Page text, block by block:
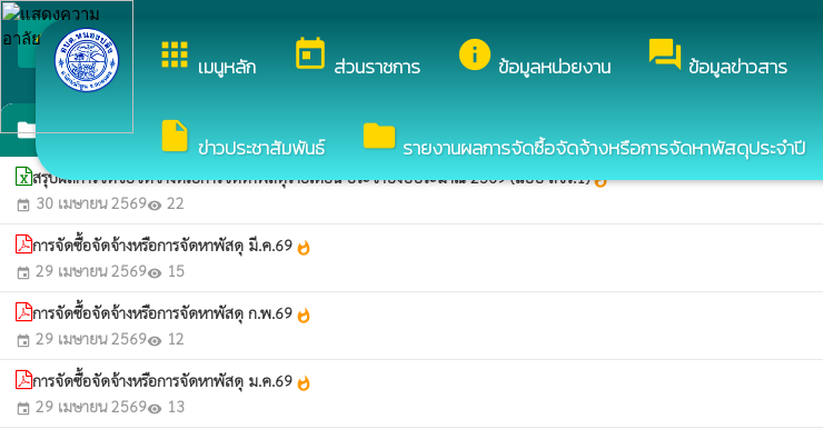
apps เมนูหลัก today ส่วนราชการ info ข้อมูลหน่วยงาน forum ข้อมูลข่าวสาร
insert_drive_file ข่าวประชาสัมพันธ์ folder รายงานผลการจัดซื้อจัดจ้างหรือการจัดหาพัสดุประจำปี
arrow_back_ios กลับเมนูหลัก ยินดีต้อนรับสู่เว็บไซต์ของ องค์การบริหารส่วนตำบลหนองปลิง
folderสรุปผลการจัดซื้อจัดจ้างประจำเดือน
สรุปผลการจัดซื้อจัดจ้างหรือการจัดหาพัสดุรายเดือน ประจำปีงบประมาณ 2569 (แบบ สขร.1)whatshot
event 30 เมษายน 2569visibility 22
การจัดซื้อจัดจ้างหรือการจัดหาพัสดุ มี.ค.69 whatshot
event 29 เมษายน 2569visibility 15
การจัดซื้อจัดจ้างหรือการจัดหาพัสดุ ก.พ.69 whatshot
event 29 เมษายน 2569visibility 12
การจัดซื้อจัดจ้างหรือการจัดหาพัสดุ ม.ค.69 whatshot
event 29 เมษายน 2569visibility 13